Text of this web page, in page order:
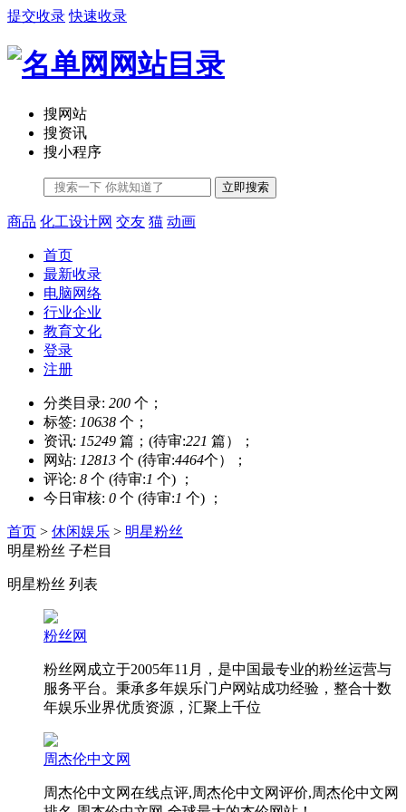
提交收录 快速收录
搜网站
搜资讯
搜小程序
立即搜索
商品 化工设计网 交友 猫 动画
首页
最新收录
电脑网络
行业企业
教育文化
登录
注册
分类目录: 200 个；
标签: 10638 个；
资讯: 15249 篇；(待审:221 篇）；
网站: 12813 个 (待审:4464个）；
评论: 8 个 (待审:1 个) ；
今日审核: 0 个 (待审:1 个) ；
首页 > 休闲娱乐 > 明星粉丝
明星粉丝 子栏目
明星粉丝 列表
粉丝网
粉丝网成立于2005年11月，是中国最专业的粉丝运营与
服务平台。秉承多年娱乐门户网站成功经验，整合十数
年娱乐业界优质资源，汇聚上千位
周杰伦中文网
周杰伦中文网在线点评,周杰伦中文网评价,周杰伦中文网